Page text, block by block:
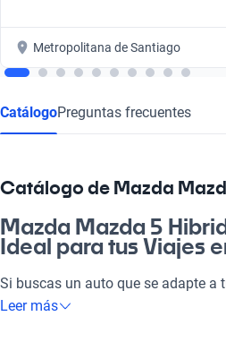
Metropolitana de Santiago
CatálogoPreguntas frecuentes
Catálogo de Mazda
Mazda Mazda 5
Ideal para tus Viajes
Si buscas un auto que se adapte a
Hibrido es tu opción. Con su
Leer más